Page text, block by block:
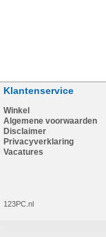
Klantenservice
Winkel
Algemene voorwaarden
Disclaimer
Privacyverklaring
Vacatures
123PC.nl